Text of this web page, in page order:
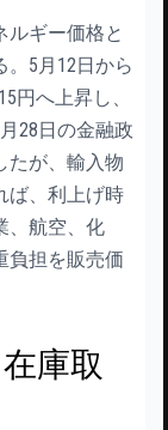
ルギー価格と
。5月12日から
円へ上昇し、
28日の金融政
たが、輸入物
ば、利上げ時
、航空、化
負担を販売価
庫取